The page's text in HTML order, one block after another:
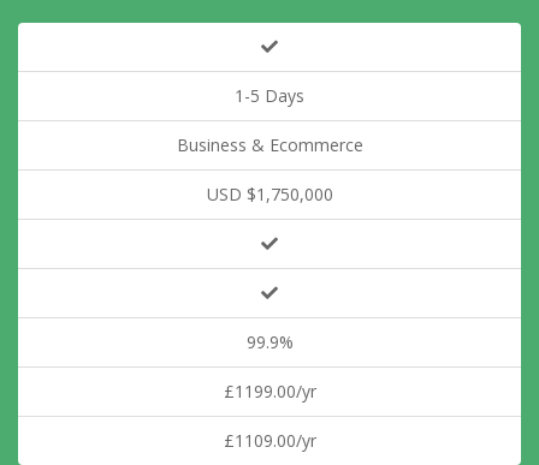
1-5 Days
Business & Ecommerce
USD $1,750,000
99.9%
£1199.00/yr
£1109.00/yr